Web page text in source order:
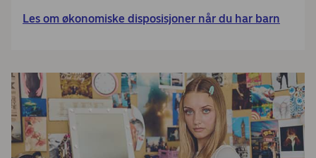
Les om økonomiske disposisjoner når du har barn